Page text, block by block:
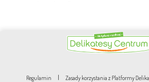
Regulamin | Zasady korzystania z Platformy